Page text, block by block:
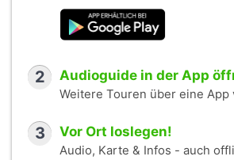
2 Audioguide in der App
Weitere Touren über eine App
3 Vor Ort loslegen!
Audio, Karte & Infos - auch